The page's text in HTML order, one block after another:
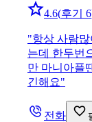
4.6(후기 6
"항상 사람
는데 한두번
만 마니아플
긴해요"
전화